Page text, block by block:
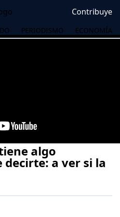
Contribuye
PERIODISMO ECONOMÍA
algo
a ver si la